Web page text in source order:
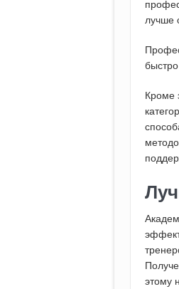
лучше
Кроме
этому